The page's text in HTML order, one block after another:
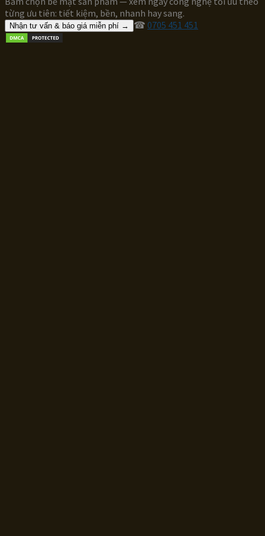
từng ưu tiên: tiết kiệm, bền, nhanh hay sang.
Nhận tư vấn & báo giá miễn phí → ☎ 0705 451 451